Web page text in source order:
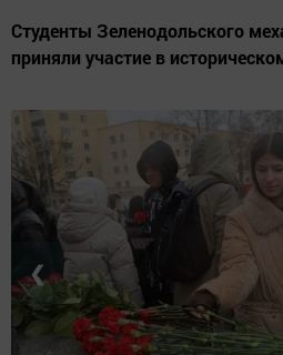
Студенты Зеленодольского
приняли участие в
❮